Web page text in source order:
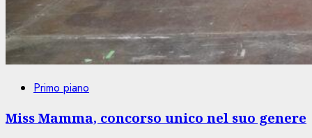
Primo piano
Miss Mamma, concorso unico nel suo genere